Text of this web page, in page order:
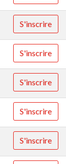
S'inscrire
S'inscrire
S'inscrire
S'inscrire
S'inscrire